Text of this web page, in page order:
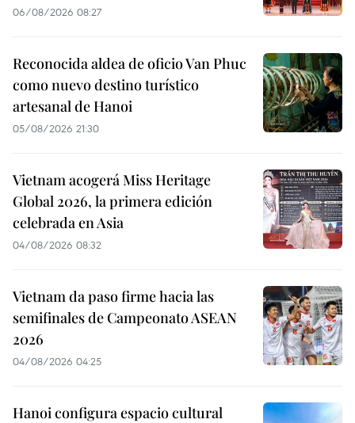
06/08/2026 08:27
Reconocida aldea de oficio Van Phuc
como nuevo destino turístico
artesanal de Hanoi
05/08/2026 21:30
Vietnam acogerá Miss Heritage
Global 2026, la primera edición
celebrada en Asia
04/08/2026 08:32
Vietnam da paso firme hacia las
semifinales de Campeonato ASEAN
2026
04/08/2026 04:25
Hanoi configura espacio cultural